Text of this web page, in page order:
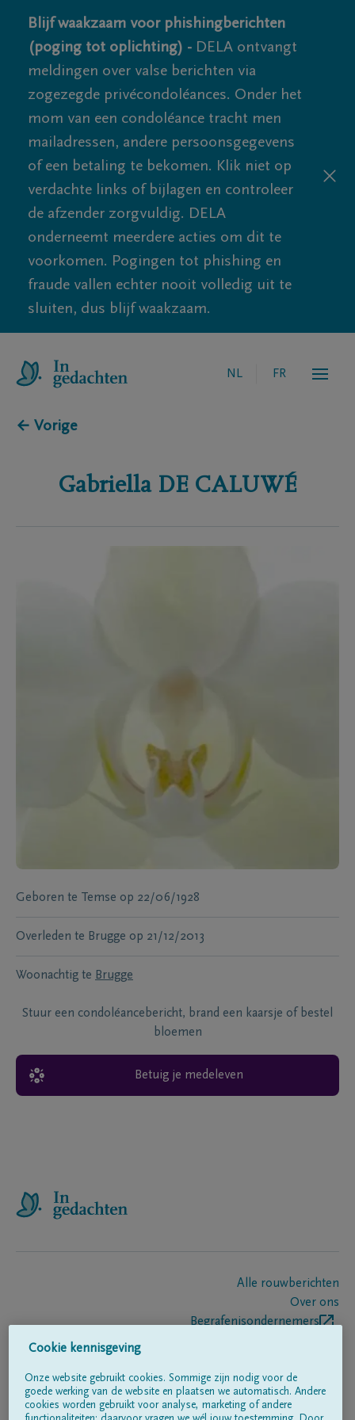
Blijf waakzaam voor phishingberichten
(poging tot oplichting) - DELA ontvangt
meldingen over valse berichten via
zogezegde privécondoléances. Onder het
mom van een condoléance tracht men
mailadressen, andere persoonsgegevens
of een betaling te bekomen. Klik niet op
verdachte links of bijlagen en controleer
de afzender zorgvuldig. DELA
onderneemt meerdere acties om dit te
voorkomen. Pogingen tot phishing en
fraude vallen echter nooit volledig uit te
sluiten, dus blijf waakzaam.
NL FR
← Vorige
Gabriella DE CALUWÉ
Geboren te Temse op 22/06/1928
Overleden te Brugge op 21/12/2013
Woonachtig te Brugge
Stuur een condoléancebericht, brand een kaarsje of bestel
bloemen
Betuig je medeleven
Alle rouwberichten
Over ons
Begrafenisondernemers
Volg ons op
Cookie kennisgeving
Onze website gebruikt cookies. Sommige zijn nodig voor de
goede werking van de website en plaatsen we automatisch. Andere
cookies worden gebruikt voor analyse, marketing of andere